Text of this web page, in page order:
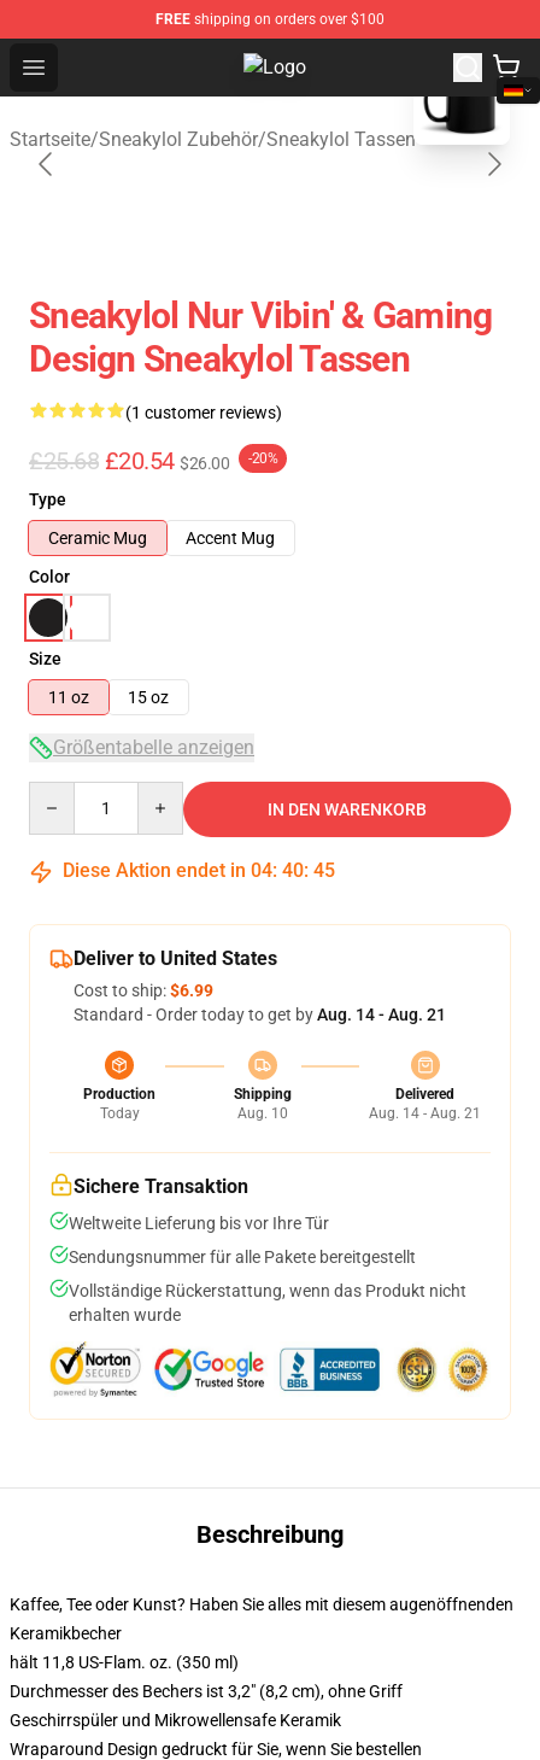
FREE shipping on orders over $100
Open menu Sneakylol Shop - Official
Startseite/Sneakylol Zubehör/Sneakylol Tassen
Sneakylol Nur Vibin' & Gaming
Design Sneakylol Tassen
(1 customer reviews)
£25.68 £20.54 $26.00 -20%
Type
Ceramic Mug
Accent Mug
Color
Size
11 oz
15 oz
Größentabelle anzeigen
IN DEN WARENKORB
Diese Aktion endet in 04: 40: 45
Deliver to United States
Cost to ship:$6.99
Standard - Order today to get byAug. 14 - Aug. 21
Production
Today
Shipping
Aug. 10
Delivered
Aug. 14 - Aug. 21
Sichere Transaktion
Weltweite Lieferung bis vor Ihre Tür
Sendungsnummer für alle Pakete bereitgestellt
Vollständige Rückerstattung, wenn das Produkt nicht
erhalten wurde
Beschreibung
Kaffee, Tee oder Kunst? Haben Sie alles mit diesem augenöffnenden
Keramikbecher
hält 11,8 US-Flam. oz. (350 ml)
Durchmesser des Bechers ist 3,2" (8,2 cm), ohne Griff
Geschirrspüler und Mikrowellensafe Keramik
Wraparound Design gedruckt für Sie, wenn Sie bestellen